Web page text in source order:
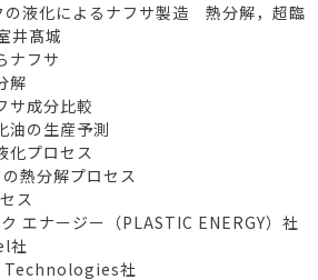
液化によるナフサ製造 熱分解，超臨
井髙城
ナフサ
解
成分比較
の生産予測
プロセス
熱分解プロセス
ス
ナージー（PLASTIC ENERGY）社
社
社